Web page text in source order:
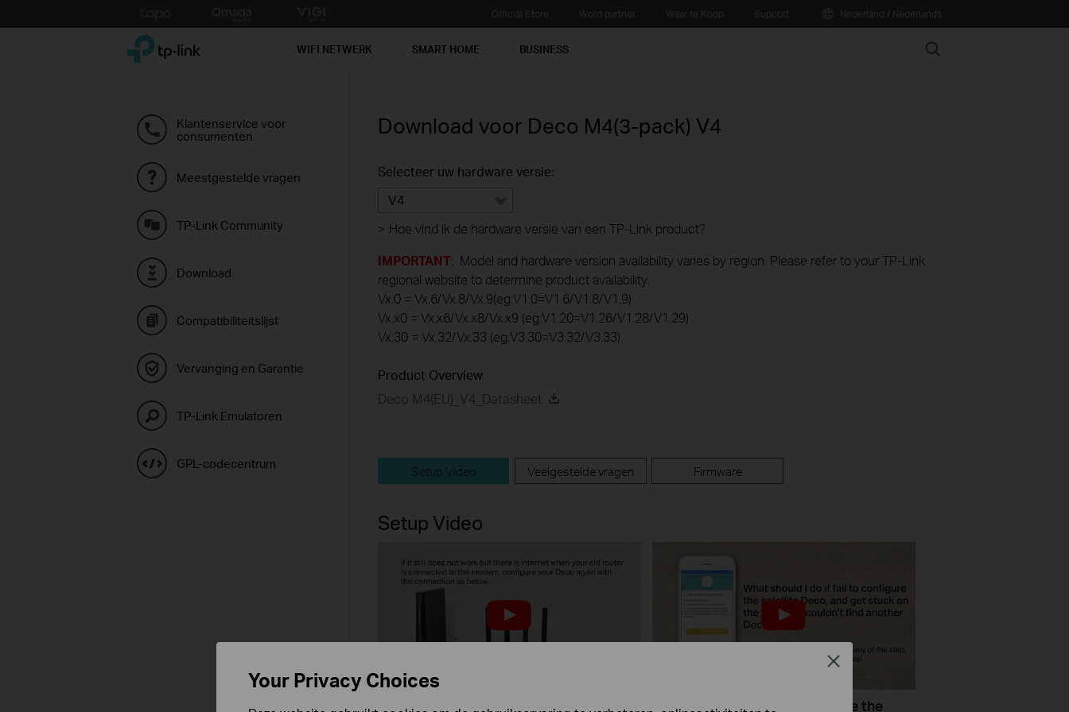
to
TP-Link, Reliably Smart WIFI NETWERK SMART HOME BUSINESS Search
Klantenservice voor
consumenten
Meestgestelde vragen
TP-Link Community
Download
Compatibiliteitslijst
Vervanging en Garantie
TP-Link Emulatoren
GPL-codecentrum
Download voor Deco M4(3-pack) V4
Selecteer uw hardware versie:
V4
> Hoe vind ik de hardware versie van een TP-Link product?
IMPORTANT: Model and hardware version availability varies by region. Please refer to your TP-Link
regional website to determine product availability.
Vx.0 = Vx.6/Vx.8/Vx.9(eg:V1.0=V1.6/V1.8/V1.9)
Vx.x0 = Vx.x6/Vx.x8/Vx.x9 (eg:V1.20=V1.26/V1.28/V1.29)
Vx.30 = Vx.32/Vx.33 (eg:V3.30=V3.32/V3.33)
Product Overview
Deco M4(EU)_V4_Datasheet
Setup Video Veelgestelde vragen Firmware
Setup Video
What to do if I fail to configure the
What to do if I fail to configure the
Your Privacy Choices
Close